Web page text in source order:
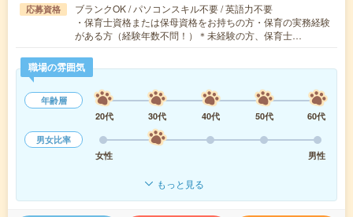
応募資格
ブランクOK / パソコンスキル不要 / 英語力不要
・保育士資格または保母資格をお持ちの方・保育の実務経験
がある方（経験年数不問！）＊未経験の方、保育士…
職場の雰囲気
年齢層
20代
30代 40代 50代
60代
男女比率
女性
男性
もっと見る